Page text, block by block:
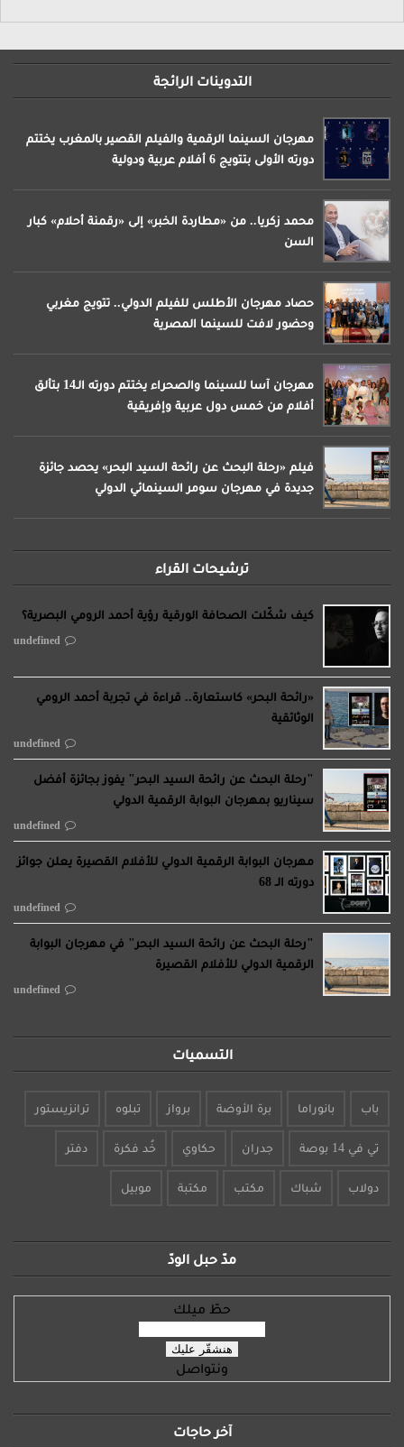
التدوينات الرائجة
مهرجان السينما الرقمية والفيلم القصير بالمغرب يختتم
دورته الأولى بتتويج 6 أفلام عربية ودولية
محمد زكريا.. من «مطاردة الخبر» إلى «رقمنة أحلام» كبار
السن
حصاد مهرجان الأطلس للفيلم الدولي.. تتويج مغربي
وحضور لافت للسينما المصرية
مهرجان آسا للسينما والصحراء يختتم دورته الـ14 بتألق
أفلام من خمس دول عربية وإفريقية
فيلم «رحلة البحث عن رائحة السيد البحر» يحصد جائزة
جديدة في مهرجان سومر السينمائي الدولي
ترشيحات القراء
كيف شكّلت الصحافة الورقية رؤية أحمد الرومي البصرية؟
undefined
«رائحة البحر» كاستعارة.. قراءة في تجربة أحمد الرومي
الوثائقية
undefined
"رحلة البحث عن رائحة السيد البحر" يفوز بجائزة أفضل
سيناريو بمهرجان البوابة الرقمية الدولي
undefined
مهرجان البوابة الرقمية الدولي للأفلام القصيرة يعلن جوائز
دورته الـ 68
undefined
"رحلة البحث عن رائحة السيد البحر" في مهرجان البوابة
الرقمية الدولي للأفلام القصيرة
undefined
التسميات
باب بانوراما برة الأوضة برواز تبلوه ترانزيستور
تي في 14 بوصة جدران حكاوي خُد فكرة دفتر
دولاب شباك مكتب مكتبة موبيل
مدّ حبل الودّ
حطّ ميلك
ونتواصل
آخر حاجات